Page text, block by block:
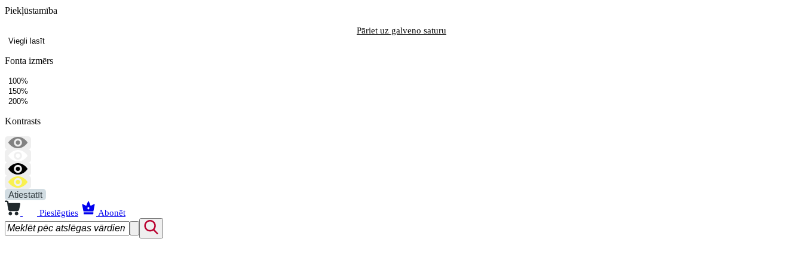
Piekļūstamība
Pāriet uz galveno saturu
Viegli lasīt
Fonta izmērs
100%
150%
200%
Kontrasts
Atiestatīt
Pieslēgties Abonēt